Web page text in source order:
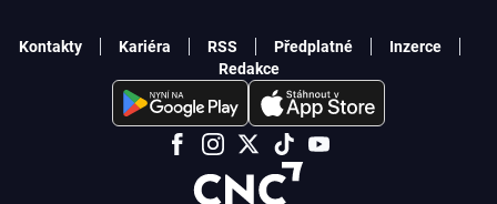
Kontakty Kariéra RSS Předplatné
Inzerce
Redakce